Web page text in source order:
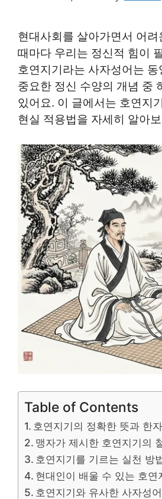
현대사회를 살아가면서 어려
때마다 우리는 정신적 힘이
호연지기라는 사자성어는
중요한 정신 수양의 개념 중
있어요. 이 글에서는 호연지
현실 적용법을 자세히 알아
Table of Contents
호연지기의 정확한 뜻과 한
맹자가 제시한 호연지기의
호연지기를 기르는 실천 방
현대인이 배울 수 있는 호연
호연지기와 유사한 사자성